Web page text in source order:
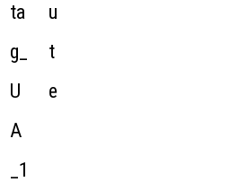
ta
g_
U
A
_1
u
t
e